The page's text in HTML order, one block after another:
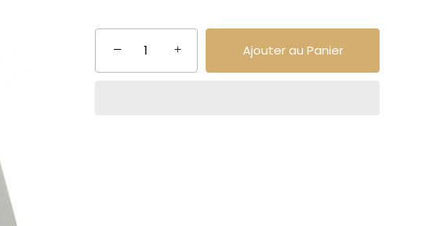
− + Ajouter au Panier